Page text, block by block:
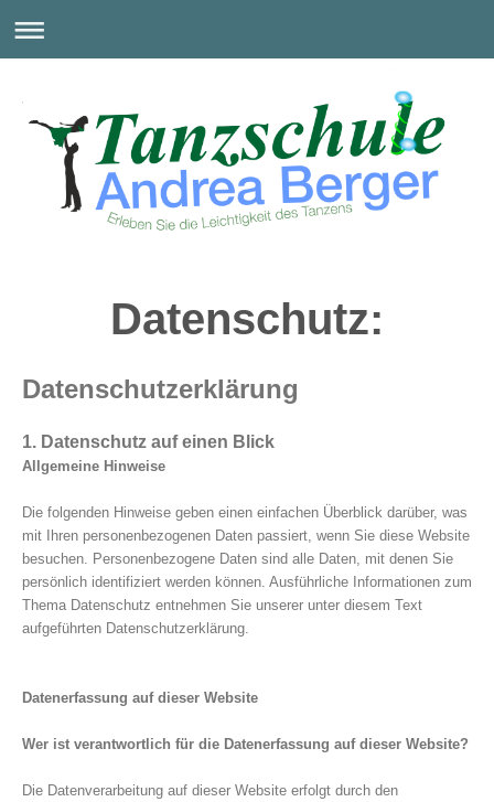
Datenschutz:
Datenschutzerklärung
1. Datenschutz auf einen Blick
Allgemeine Hinweise
Die folgenden Hinweise geben einen einfachen Überblick darüber, was
mit Ihren personenbezogenen Daten passiert, wenn Sie diese Website
besuchen. Personenbezogene Daten sind alle Daten, mit denen Sie
persönlich identifiziert werden können. Ausführliche Informationen zum
Thema Datenschutz entnehmen Sie unserer unter diesem Text
aufgeführten Datenschutzerklärung.
Datenerfassung auf dieser Website
Wer ist verantwortlich für die Datenerfassung auf dieser Website?
Die Datenverarbeitung auf dieser Website erfolgt durch den